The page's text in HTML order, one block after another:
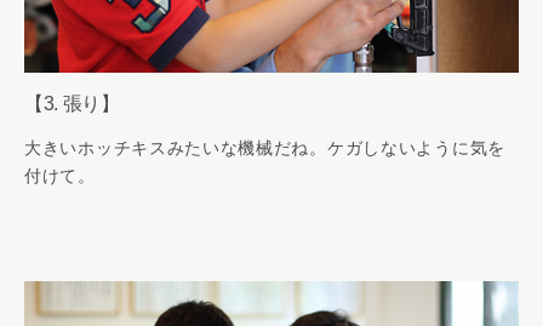
【3. 張り】
大きいホッチキスみたいな機械だね。ケガしないように気を
付けて。